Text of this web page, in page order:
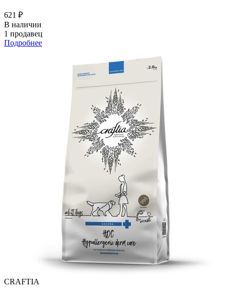
621 ₽
В наличии
1 продавец
Подробнее
CRAFTIA